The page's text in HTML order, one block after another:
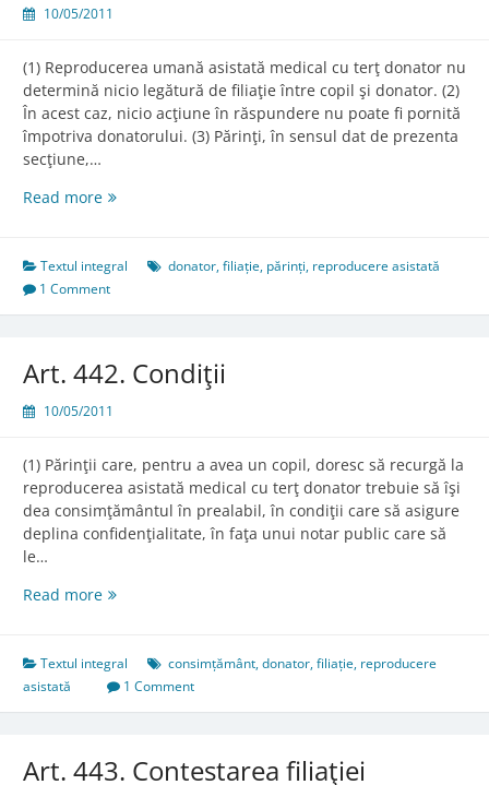
10/05/2011
(1) Reproducerea umană asistată medical cu terţ donator nu
determină nicio legătură de filiaţie între copil şi donator. (2)
În acest caz, nicio acţiune în răspundere nu poate fi pornită
împotriva donatorului. (3) Părinţi, în sensul dat de prezenta
secţiune,…
Read moreArt.
filiaţiei
Textul integral donator,filiație, părinți, reproducere asistată
1 Comment
Art. 442. Condiţii
10/05/2011
(1) Părinţii care, pentru a avea un copil, doresc să recurgă la
reproducerea asistată medical cu terţ donator trebuie să îşi
dea consimţământul în prealabil, în condiţii care să asigure
deplina confidenţialitate, în faţa unui notar public care să
le…
Read moreArt.
Textul integral consimțământ,donator,filiație, reproducere
asistată
1 Comment
Art. 443. Contestarea filiaţiei